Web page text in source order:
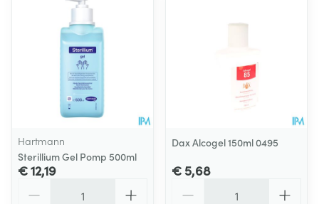
Hartmann
Sterillium Gel Pomp 500ml
€ 12,19
Dax Alcogel 150ml 0495
€ 5,68